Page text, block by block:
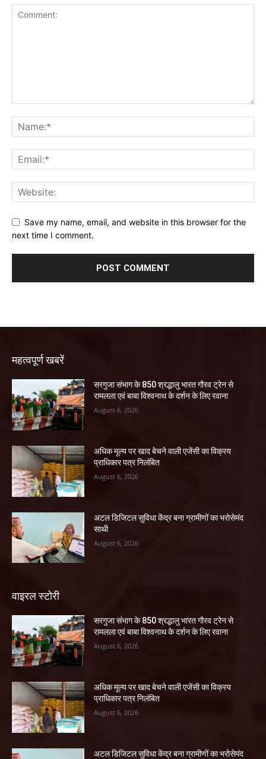
Save my name, email, and website in this browser for the
next time I comment.
महत्वपूर्ण खबरें
सरगुजा संभाग के 850 श्रद्धालु भारत गौरव ट्रेन से
रामलला एवं बाबा विश्वनाथ के दर्शन के लिए रवाना
August 6, 2026
अधिक मूल्य पर खाद बेचने वाली एजेंसी का विक्रय
प्राधिकार पत्र निलंबित
August 6, 2026
अटल डिजिटल सुविधा केंद्र बना ग्रामीणों का भरोसेमंद
साथी
August 6, 2026
वाइरल स्टोरी
सरगुजा संभाग के 850 श्रद्धालु भारत गौरव ट्रेन से
रामलला एवं बाबा विश्वनाथ के दर्शन के लिए रवाना
August 6, 2026
अधिक मूल्य पर खाद बेचने वाली एजेंसी का विक्रय
प्राधिकार पत्र निलंबित
August 6, 2026
अटल डिजिटल सुविधा केंद्र बना ग्रामीणों का भरोसेमंद